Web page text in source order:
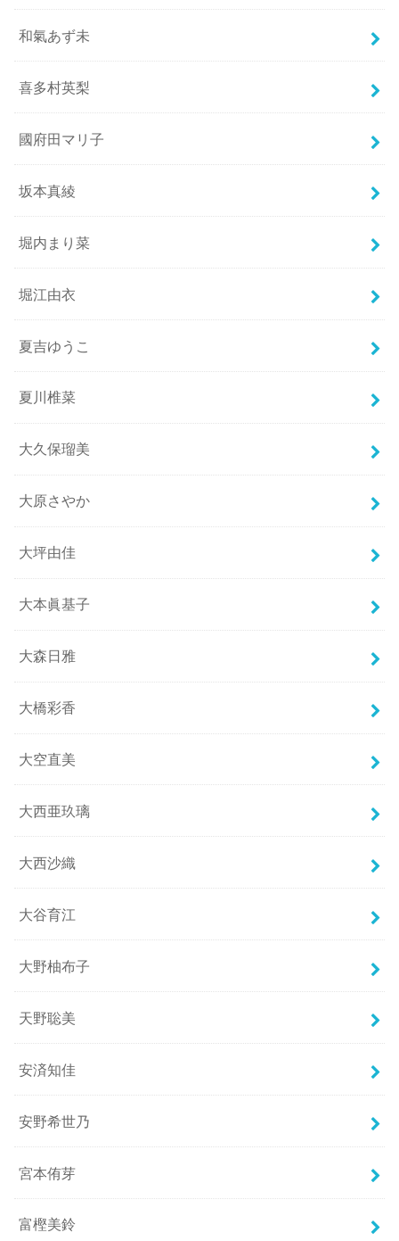
和氣あず未
喜多村英梨
國府田マリ子
坂本真綾
堀内まり菜
堀江由衣
夏吉ゆうこ
夏川椎菜
大久保瑠美
大原さやか
大坪由佳
大本眞基子
大森日雅
大橋彩香
大空直美
大西亜玖璃
大西沙織
大谷育江
大野柚布子
天野聡美
安済知佳
安野希世乃
宮本侑芽
富樫美鈴